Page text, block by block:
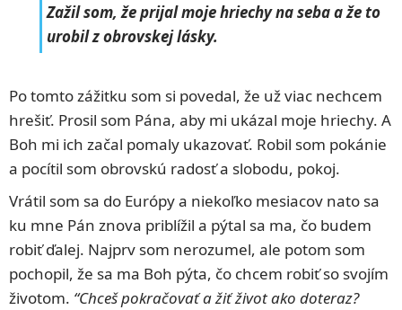
Zažil som, že prijal moje hriechy na seba a že to
urobil z obrovskej lásky.
Po tomto zážitku som si povedal, že už viac nechcem
hrešiť. Prosil som Pána, aby mi ukázal moje hriechy. A
Boh mi ich začal pomaly ukazovať. Robil som pokánie
a pocítil som obrovskú radosť a slobodu, pokoj.
Vrátil som sa do Európy a niekoľko mesiacov nato sa
ku mne Pán znova priblížil a pýtal sa ma, čo budem
robiť ďalej. Najprv som nerozumel, ale potom som
pochopil, že sa ma Boh pýta, čo chcem robiť so svojím
životom. “Chceš pokračovať a žiť život ako doteraz?